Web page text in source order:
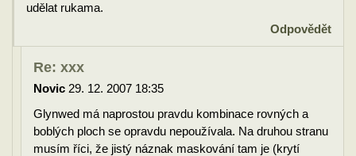
udělat rukama.
Odpovědět
Re: xxx
Novic 29. 12. 2007 18:35
Glynwed má naprostou pravdu kombinace rovných a
boblých ploch se opravdu nepoužívala. Na druhou stranu
musím říci, že jistý náznak maskování tam je (krytí